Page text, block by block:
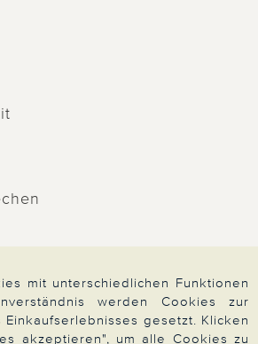
mit unterschiedlichen Funktionen
werden Cookies zur
gesetzt. Klicken
akzeptieren", um alle Cookies zu